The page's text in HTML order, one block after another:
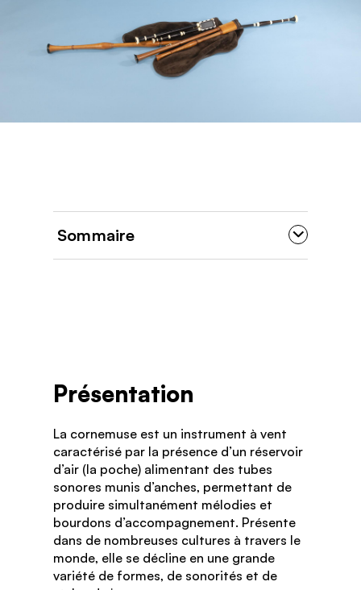
Sommaire
Présentation
La cornemuse est un instrument à vent
caractérisé par la présence d’un réservoir
d’air (la poche) alimentant des tubes
sonores munis d’anches, permettant de
produire simultanément mélodies et
bourdons d’accompagnement. Présente
dans de nombreuses cultures à travers le
monde, elle se décline en une grande
variété de formes, de sonorités et de